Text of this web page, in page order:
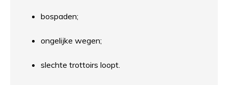
bospaden;
ongelijke wegen;
slechte trottoirs loopt.